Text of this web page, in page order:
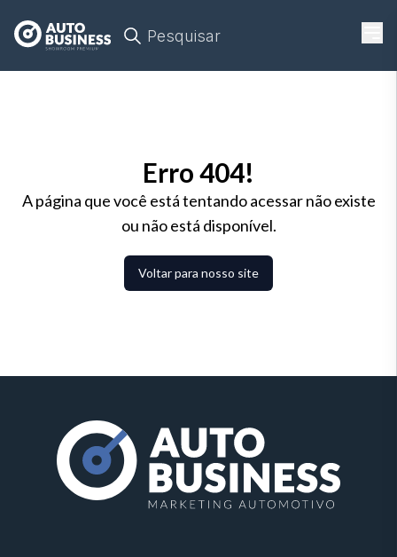
Pesquisar
Erro 404!
A página que você está tentando acessar não existe
ou não está disponível.
Voltar para nosso site